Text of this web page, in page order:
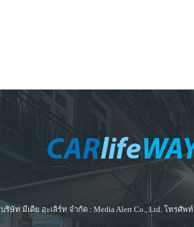
บริษัท มีเดีย อะเลิร์ท จำกัด : Media Alert Co., Ltd. โทรศัพท์